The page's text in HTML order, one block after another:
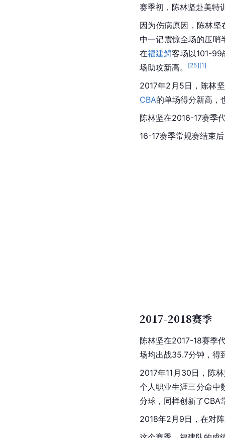
赛季初，陈林坚赴美特
因为伤病原因，陈林
中一记震惊全场的压哨
在福建鲟客场以101-99
场助攻新高。
[25][1]
2017年2月5日，陈林
CBA的单场得分新高，
陈林坚在2016-17赛季
16-17赛季常规赛结束
2017-2018赛季
陈林坚在2017-18赛季
场均出战35.7分钟，得
2017年11月30日，陈
个人职业生涯三分命中
分球，同样创新了CBA
2018年2月9日，在对